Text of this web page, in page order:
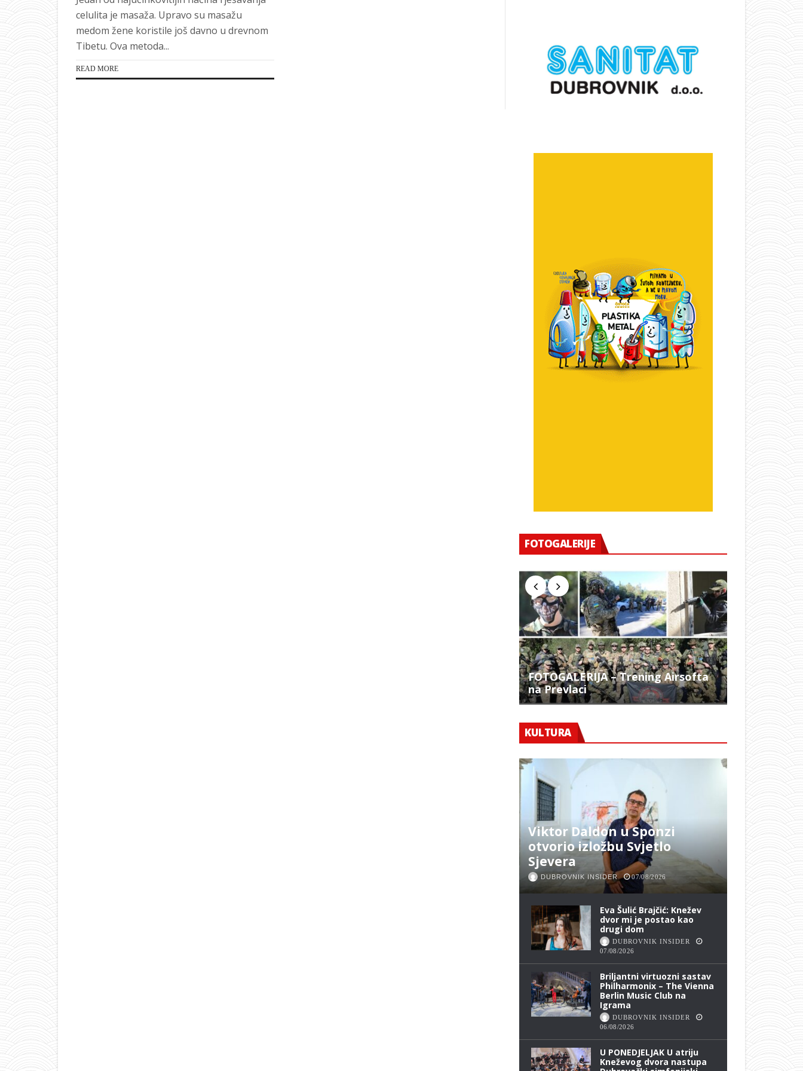
celulita je masaža. Upravo su masažu
medom žene koristile još davno u drevnom
Tibetu. Ova metoda...
READ MORE
FOTOGALERIJE
FOTOGALERIJA – Trening Airsofta
na Prevlaci
FOTO –
KULTURA
Viktor Daldon u Sponzi
otvorio izložbu Svjetlo
Sjevera
DUBROVNIK INSIDER 07/08/2026
Eva Šulić Brajčić: Knežev
dvor mi je postao kao
drugi dom
DUBROVNIK INSIDER
07/08/2026
Briljantni virtuozni sastav
Philharmonix – The Vienna
Berlin Music Club na
Igrama
DUBROVNIK INSIDER
06/08/2026
U PONEDJELJAK U atriju
Kneževog dvora nastupa